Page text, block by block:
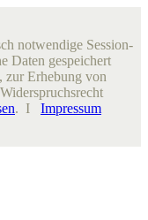
notwendige Session-
Daten gespeichert
zur Erhebung von
. I Impressum